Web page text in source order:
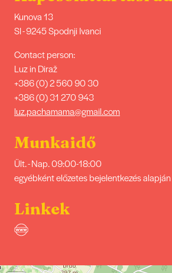
Kunova 13
SI - 9245 Spodnji Ivanci
Contact person:
Luz in Diraž
+386 (0) 2 560 90 30
+386 (0) 31 270 943
luz.pachamama@gmail.com
Munkaidő
Ült. - Nap. 09:00-18:00
egyébként előzetes bejelentkezés alapján
Linkek